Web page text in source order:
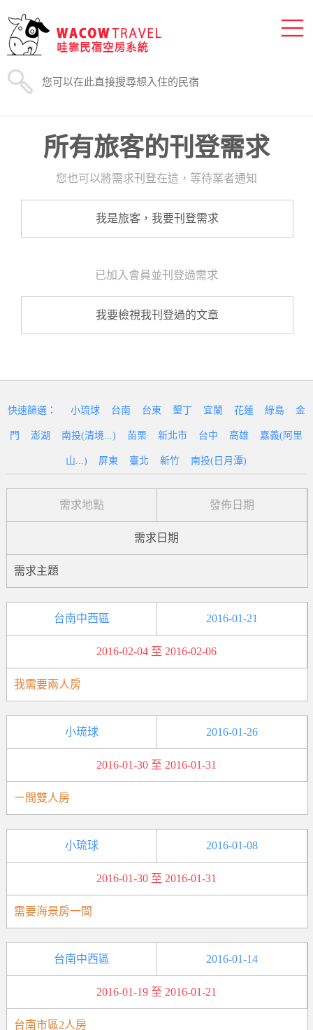
所有旅客的刊登需求
您也可以將需求刊登在這，等待業者通知
我是旅客，我要刊登需求
已加入會員並刊登過需求
我要檢視我刊登過的文章
快速篩選： 小琉球 台南 台東 墾丁 宜蘭 花蓮 綠島 金
門 澎湖 南投(清境...) 苗栗 新北市 台中 高雄 嘉義(阿里
山...) 屏東 臺北 新竹 南投(日月潭)
需求地點 發佈日期
需求日期
需求主題
台南中西區 2016-01-21
2016-02-04 至 2016-02-06
我需要兩人房
小琉球 2016-01-26
2016-01-30 至 2016-01-31
ㄧ間雙人房
小琉球 2016-01-08
2016-01-30 至 2016-01-31
需要海景房一間
台南中西區 2016-01-14
2016-01-19 至 2016-01-21
台南市區2人房